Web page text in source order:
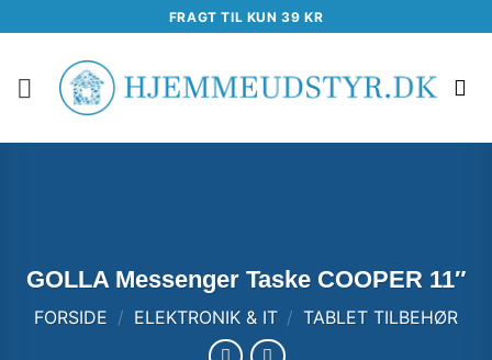
til
FRAGT TIL KUN 39 KR
GOLLA Messenger Taske COOPER 11″
FORSIDE / ELEKTRONIK & IT / TABLET TILBEHØR